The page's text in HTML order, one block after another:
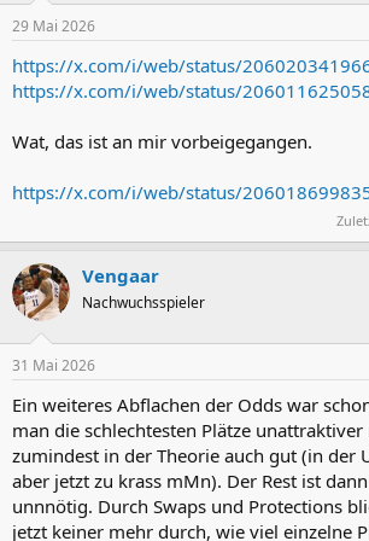
e
:
29 Mai 2026
https://x.com/i/web/status/
https://x.com/i/web/status/
Wat, das ist an mir vorbeigegangen.
https://x.com/i/web/status/
Vengaar
Nachwuchsspieler
31 Mai 2026
Ein weiteres Abflachen der Odds war
man die schlechtesten Plätze
zumindest in der Theorie auch gut (in der
aber jetzt zu krass mMn). Der Rest ist
unnnötig. Durch Swaps und Protections
jetzt keiner mehr durch, wie viel einzelne